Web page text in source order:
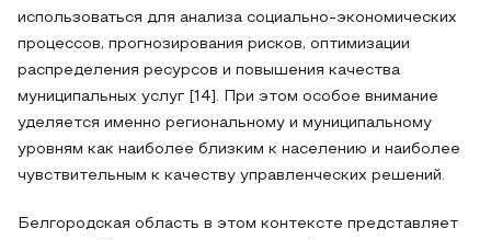
использоваться для анализа социально-экономических
процессов, прогнозирования рисков, оптимизации
распределения ресурсов и повышения качества
муниципальных услуг [14]. При этом особое внимание
уделяется именно региональному и муниципальному
уровням как наиболее близким к населению и наиболее
чувствительным к качеству управленческих решений.
Белгородская область в этом контексте представляет